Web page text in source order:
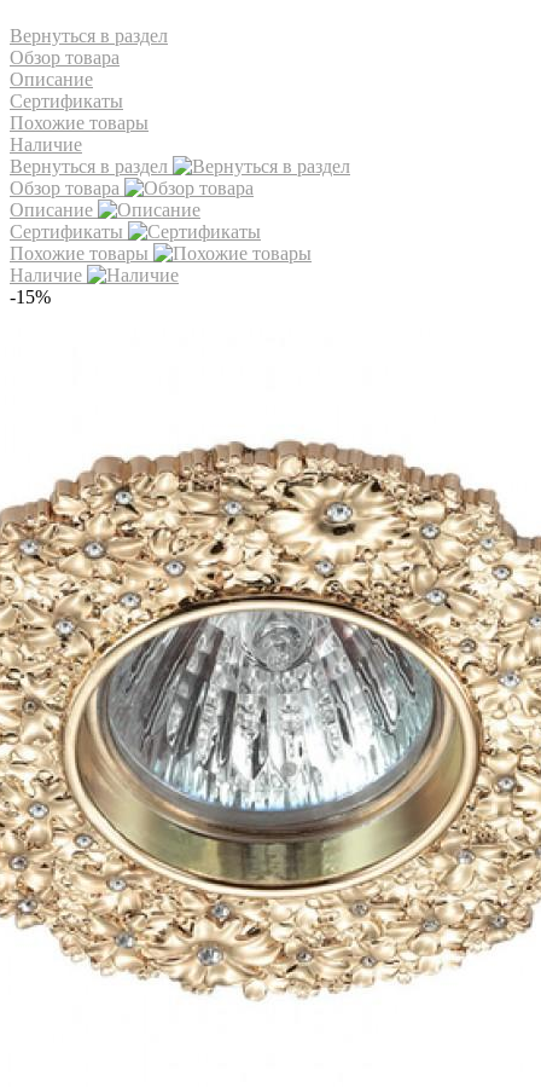
Вернуться в раздел
Обзор товара
Описание
Сертификаты
Похожие товары
Наличие
Вернуться в раздел
Обзор товара
Описание
Сертификаты
Похожие товары
Наличие
-15%